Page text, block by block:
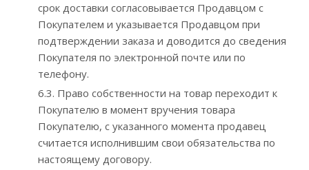
срок доставки согласовывается Продавцом с
Покупателем и указывается Продавцом при
подтверждении заказа и доводится до сведения
Покупателя по электронной почте или по
телефону.
6.3. Право собственности на товар переходит к
Покупателю в момент вручения товара
Покупателю, с указанного момента продавец
считается исполнившим свои обязательства по
настоящему договору.